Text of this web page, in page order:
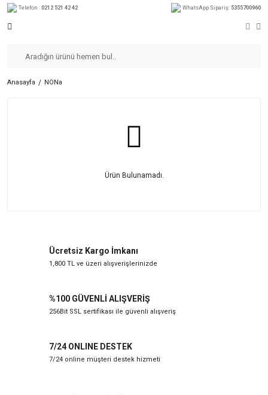
Telefon : 0212 521 42 42 WhatsApp Sipariş: 5355700960
Anasayfa NONa
Ürün Bulunamadı.
Ücretsiz Kargo İmkanı
1,800 TL ve üzeri alışverişlerinizde
%100 GÜVENLİ ALIŞVERİŞ
256Bit SSL sertifikası ile güvenli alışveriş
7/24 ONLINE DESTEK
7/24 online müşteri destek hizmeti